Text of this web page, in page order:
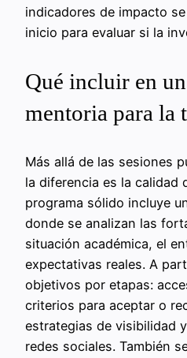
indicadores de impacto
inicio para evaluar si la
Qué incluir en
mentoria para la
Más allá de las sesiones
la diferencia es la calidad
programa sólido incluye
donde se analizan las
situación académica, el
expectativas reales. A
objetivos por etapas:
criterios para aceptar o
estrategias de visibilidad
redes sociales. También